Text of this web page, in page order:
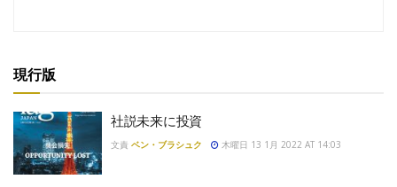
現行版
社説未来に投資
文責 ベン・ブラシュク 木曜日 13 1月 2022 AT 14:03